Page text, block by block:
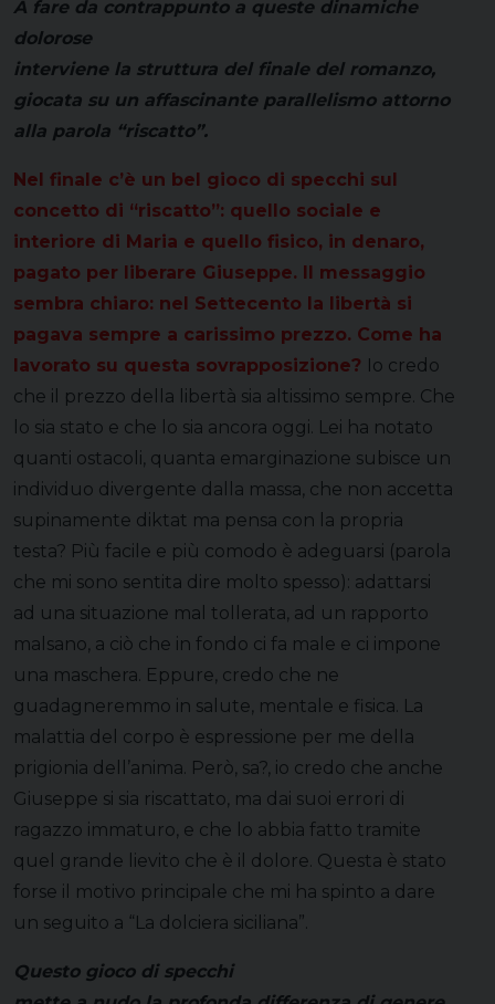
A fare da contrappunto a queste dinamiche
dolorose
interviene la struttura del finale del romanzo,
giocata su un affascinante parallelismo attorno
alla parola “riscatto”.
Nel finale c’è un bel gioco di specchi sul
concetto di “riscatto”: quello sociale e
interiore di Maria e quello fisico, in denaro,
pagato per liberare Giuseppe. Il messaggio
sembra chiaro: nel Settecento la libertà si
pagava sempre a carissimo prezzo. Come ha
lavorato su questa sovrapposizione? Io credo
che il prezzo della libertà sia altissimo sempre. Che
lo sia stato e che lo sia ancora oggi. Lei ha notato
quanti ostacoli, quanta emarginazione subisce un
individuo divergente dalla massa, che non accetta
supinamente diktat ma pensa con la propria
testa? Più facile e più comodo è adeguarsi (parola
che mi sono sentita dire molto spesso): adattarsi
ad una situazione mal tollerata, ad un rapporto
malsano, a ciò che in fondo ci fa male e ci impone
una maschera. Eppure, credo che ne
guadagneremmo in salute, mentale e fisica. La
malattia del corpo è espressione per me della
prigionia dell’anima. Però, sa?, io credo che anche
Giuseppe si sia riscattato, ma dai suoi errori di
ragazzo immaturo, e che lo abbia fatto tramite
quel grande lievito che è il dolore. Questa è stato
forse il motivo principale che mi ha spinto a dare
un seguito a “La dolciera siciliana”.
Questo gioco di specchi